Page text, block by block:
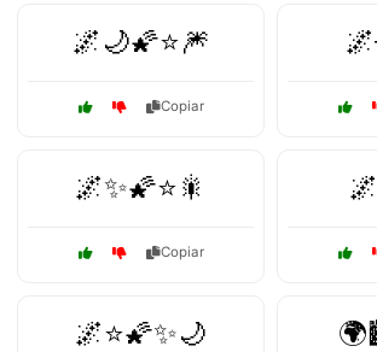
🌌🌙🌠⭐🎆
Copiar
🌌✨🌠⭐🎇
Copiar
🌌⭐🌠✨🌙